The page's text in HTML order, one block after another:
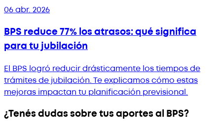
06 abr. 2026
BPS reduce 77% los atrasos: qué significa
para tu jubilación
El BPS logró reducir drásticamente los tiempos de
trámites de jubilación. Te explicamos cómo estas
mejoras impactan tu planificación previsional.
¿Tenés dudas sobre tus aportes al BPS?